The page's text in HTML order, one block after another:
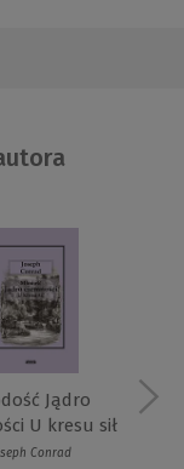
Jądro
U kresu sił
Conrad